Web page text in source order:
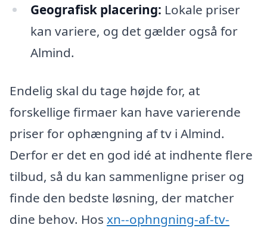
Geografisk placering: Lokale priser
kan variere, og det gælder også for
Almind.
Endelig skal du tage højde for, at
forskellige firmaer kan have varierende
priser for ophængning af tv i Almind.
Derfor er det en god idé at indhente flere
tilbud, så du kan sammenligne priser og
finde den bedste løsning, der matcher
dine behov. Hos xn--ophngning-af-tv-